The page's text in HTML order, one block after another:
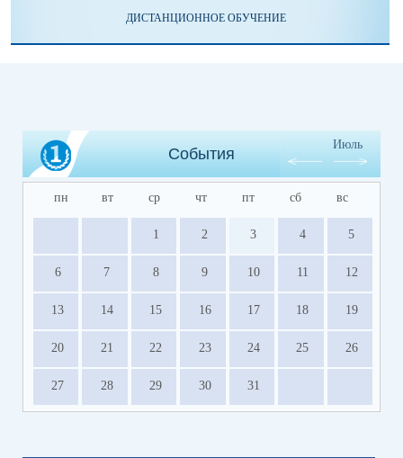
ДИСТАНЦИОННОЕ ОБУЧЕНИЕ
События
Июль
пн вт ср чт пт сб вс
1 2 3 4 5
6 7 8 9 10 11 12
13 14 15 16 17 18 19
20 21 22 23 24 25 26
27 28 29 30 31